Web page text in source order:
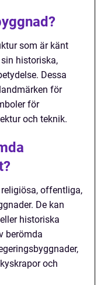
som är känt
historiska,
Dessa
för
för
och teknik.
offentliga,
De kan
historiska
berömda
och